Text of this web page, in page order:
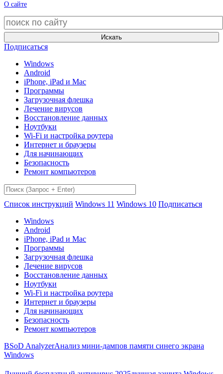
О сайте
Искать
Подписаться
Windows
Android
iPhone, iPad и Mac
Программы
Загрузочная флешка
Лечение вирусов
Восстановление данных
Ноутбуки
Wi-Fi и настройка роутера
Интернет и браузеры
Для начинающих
Безопасность
Ремонт компьютеров
Список инструкций Windows 11 Windows 10 Подписаться
Windows
Android
iPhone, iPad и Mac
Программы
Загрузочная флешка
Лечение вирусов
Восстановление данных
Ноутбуки
Wi-Fi и настройка роутера
Интернет и браузеры
Для начинающих
Безопасность
Ремонт компьютеров
BSoD AnalyzerАнализ мини-дампов памяти синего экрана
Windows